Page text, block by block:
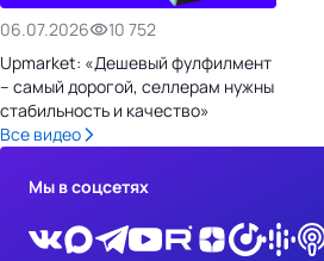
06.07.2026
10 752
Upmarket: «Дешевый фулфилмент
– самый дорогой, селлерам нужны
стабильность и качество»
Все видео
Мы в соцсетях